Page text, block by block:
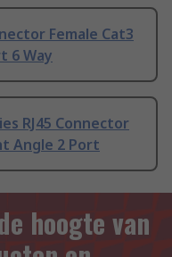
Female Cat3
6 Way
RJ45 Connector
Angle 2 Port
hoogte van